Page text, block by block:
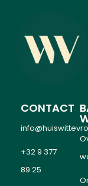
CONTACT
+32 9 377
89 25